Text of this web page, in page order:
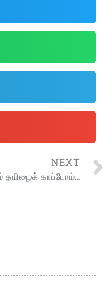
NEXT
நம் தாய்மொழியாம் தமிழைக் காப்போம் : முதலமைச்சர் மு.க.ஸ்டாலின்